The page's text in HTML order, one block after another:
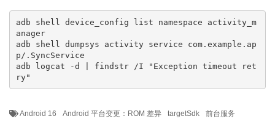
adb shell device_config list namespace activity_m
anager
adb shell dumpsys activity service com.example.ap
p/.SyncService
adb logcat -d | findstr /I "Exception timeout ret
ry"
Android 16 Android 平台变更：ROM 差异 targetSdk 前台服务